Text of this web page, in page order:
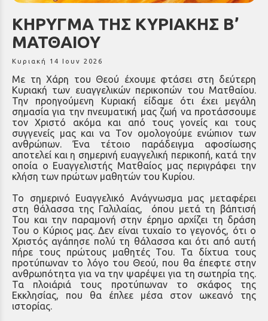
ΚΗΡΥΓΜΑ ΤΗΣ ΚΥΡΙΑΚΗΣ Β’
ΜΑΤΘΑΙΟΥ
Κυριακή 14 Ιουν 2026
Με τη Χάρη του Θεού έχουμε φτάσει στη δεύτερη
Κυριακή των ευαγγελικών περικοπών του Ματθαίου.
Την προηγούμενη Κυριακή είδαμε ότι έχει μεγάλη
σημασία για την πνευματική μας ζωή να προτάσσουμε
τον Χριστό ακόμα και από τους γονείς και τους
συγγενείς μας και να Τον ομολογούμε ενώπιον των
ανθρώπων. Ένα τέτοιο παράδειγμα αφοσίωσης
αποτελεί και η σημερινή ευαγγελική περικοπή, κατά την
οποία ο Ευαγγελιστής Ματθαίος μας περιγράφει την
κλήση των πρώτων μαθητών του Κυρίου.
Το σημερινό Ευαγγελικό Ανάγνωσμα μας μεταφέρει
στη θάλασσα της Γαλιλαίας, όπου μετά τη βάπτισή
Του και την παραμονή στην έρημο αρχίζει τη δράση
Του ο Κύριος μας. Δεν είναι τυχαίο το γεγονός, ότι ο
Χριστός αγάπησε πολύ τη θάλασσα και ότι από αυτή
πήρε τους πρώτους μαθητές Του. Τα δίχτυα τους
προτύπωναν το λόγο του Θεού, που θα έπεφτε στην
ανθρωπότητα για να την ψαρέψει για τη σωτηρία της.
Τα πλοιάριά τους προτύπωναν το σκάφος της
Εκκλησίας, που θα έπλεε μέσα στον ωκεανό της
ιστορίας.